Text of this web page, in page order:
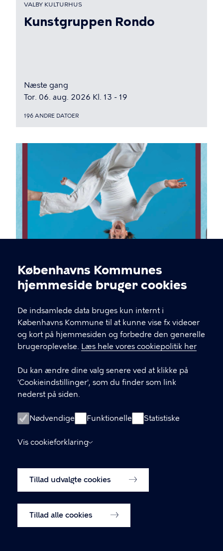
Cookieindstillinger
Københavns Kommunes
hjemmeside bruger cookies
De indsamlede data bruges kun internt i
Københavns Kommune til at kunne vise fx videoer
og kort på hjemmesiden og forbedre den generelle
brugeroplevelse. Læs hele vores cookiepolitik her
Du kan ændre dine valg senere ved at klikke på
'Cookieindstillinger', som du finder som link
nederst på siden.
Nødvendige Funktionelle Statistiske
Vis cookieforklaring
Tillad udvalgte cookies
Tillad alle cookies
VALBY KULTURHUS
Kunstgruppen Rondo
Næste gang
Tor. 06. aug. 2026 Kl. 13 - 19
196 ANDRE DATOER
Engleagtig – Forestilling ved
Cirkusvognen
Tor. 06. aug. 2026 Kl. 13 - 13.45
KULTURHUSET ISLANDS BRYGGE, UNDERGRUNDEN
Fars Legestue